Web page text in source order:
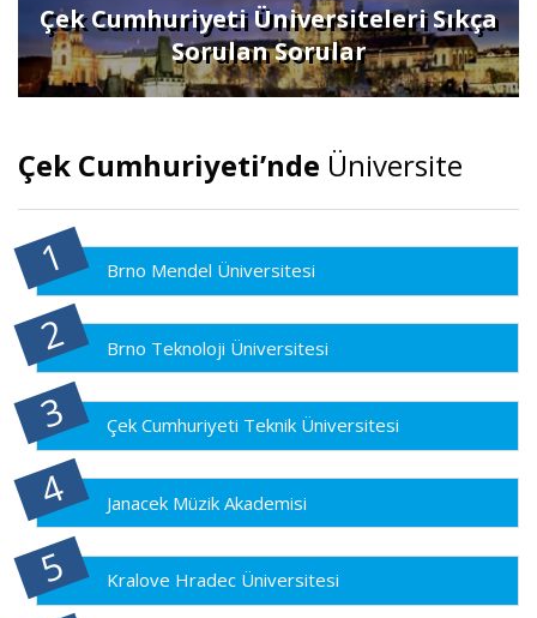
Çek Cumhuriyeti Üniversiteleri Sıkça
Sorulan Sorular
Çek Cumhuriyeti’nde Üniversite
Brno Mendel Üniversitesi
Brno Teknoloji Üniversitesi
Çek Cumhuriyeti Teknik Üniversitesi
Janacek Müzik Akademisi
Kralove Hradec Üniversitesi